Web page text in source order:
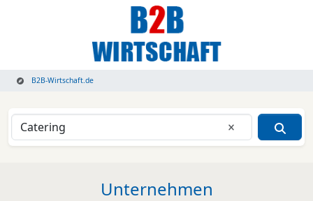
B2B-Wirtschaft.de
Eingabe
Unternehmen